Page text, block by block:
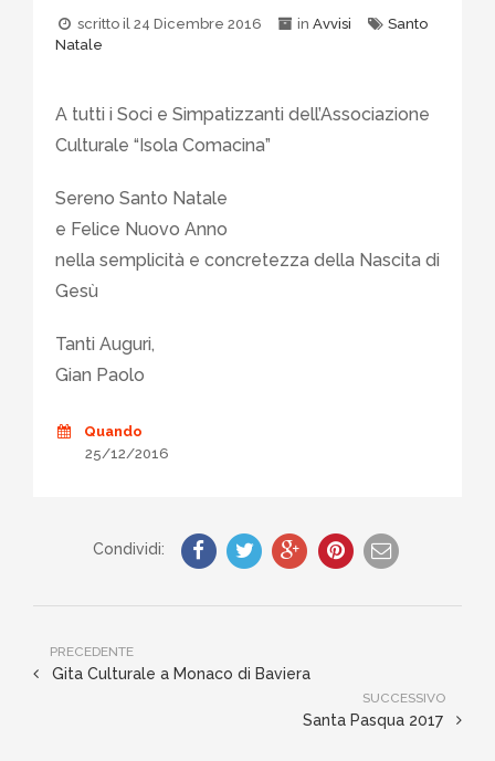
scritto il 24 Dicembre 2016 inAvvisi
Santo
Natale
A tutti i Soci e Simpatizzanti dell’Associazione
Culturale “Isola Comacina”
Sereno Santo Natale
e Felice Nuovo Anno
nella semplicità e concretezza della Nascita di
Gesù
Tanti Auguri,
Gian Paolo
Quando
25/12/2016
Condividi:
PRECEDENTE
Gita Culturale a Monaco di Baviera
SUCCESSIVO
Santa Pasqua 2017